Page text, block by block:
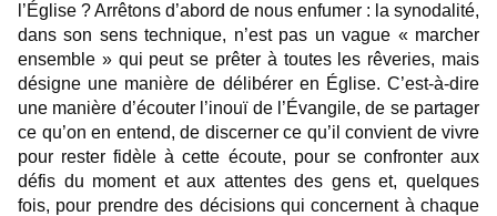
l’Église ? Arrêtons d’abord de nous enfumer : la synodalité,
dans son sens technique, n’est pas un vague « marcher
ensemble » qui peut se prêter à toutes les rêveries, mais
désigne une manière de délibérer en Église. C’est-à-dire
une manière d’écouter l’inouï de l’Évangile, de se partager
ce qu’on en entend, de discerner ce qu’il convient de vivre
pour rester fidèle à cette écoute, pour se confronter aux
défis du moment et aux attentes des gens et, quelques
fois, pour prendre des décisions qui concernent à chaque